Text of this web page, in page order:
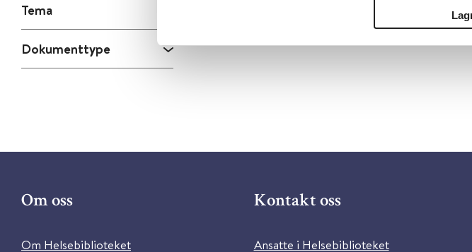
Tema
Dokumenttype
Om oss
Om Helsebiblioteket
Kontakt oss
Ansatte i Helsebiblioteket